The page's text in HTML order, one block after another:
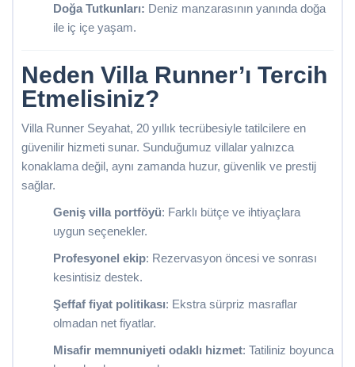
Doğa Tutkunları: Deniz manzarasının yanında doğa
ile iç içe yaşam.
Neden Villa Runner’ı Tercih
Etmelisiniz?
Villa Runner Seyahat, 20 yıllık tecrübesiyle tatilcilere en
güvenilir hizmeti sunar. Sunduğumuz villalar yalnızca
konaklama değil, aynı zamanda huzur, güvenlik ve prestij
sağlar.
Geniş villa portföyü: Farklı bütçe ve ihtiyaçlara
uygun seçenekler.
Profesyonel ekip: Rezervasyon öncesi ve sonrası
kesintisiz destek.
Şeffaf fiyat politikası: Ekstra sürpriz masraflar
olmadan net fiyatlar.
Misafir memnuniyeti odaklı hizmet: Tatiliniz boyunca